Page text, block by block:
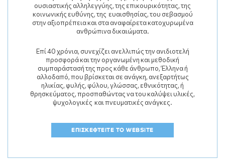
ουσιαστικής αλληλεγγύης, της επικουρικότητας, της
κοινωνικής ευθύνης, της ευαισθησίας, του σεβασμού
στην αξιοπρέπεια και στα αναφαίρετα κατοχυρωμένα
ανθρώπινα δικαιώματα.
Επί 40 χρόνια, συνεχίζει ανελλιπώς την ανιδιοτελή
προσφορά και την οργανωμένη και μεθοδική
συμπαράστασή της προς κάθε άνθρωπο, Έλληνα ή
αλλοδαπό, που βρίσκεται σε ανάγκη, ανεξαρτήτως
ηλικίας, φυλής, φύλου, γλώσσας, εθνικότητας, ή
θρησκεύματος, προσπαθώντας να του καλύψει υλικές,
ψυχολογικές και πνευµατικές ανάγκες.
ΕΠΙΣΚΕΦΤΕΙΤΕ ΤΟ WEBSITE